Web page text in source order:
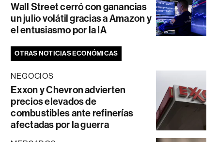
Wall Street cerró con ganancias
un julio volátil gracias a Amazon y
el entusiasmo por la IA
OTRAS NOTICIAS ECONÓMICAS
NEGOCIOS
Exxon y Chevron advierten
precios elevados de
combustibles ante refinerías
afectadas por la guerra